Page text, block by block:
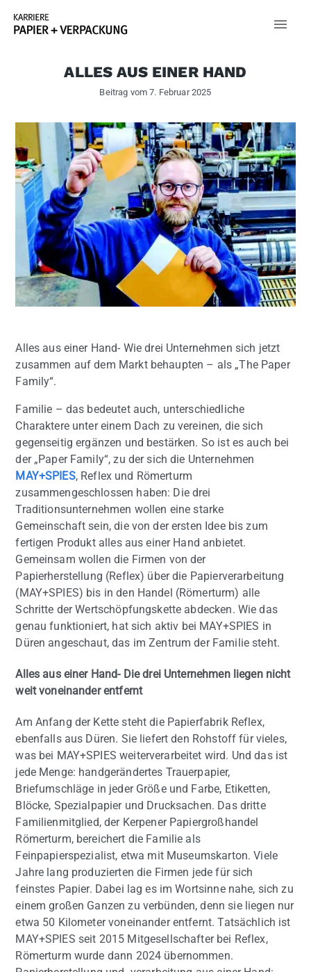
ALLES AUS EINER HAND
Beitrag vom7. Februar 2025
Alles aus einer Hand- Wie drei Unternehmen sich jetzt
zusammen auf dem Markt behaupten – als „The Paper
Family“.
Familie – das bedeutet auch, unterschiedliche
Charaktere unter einem Dach zu vereinen, die sich
gegenseitig ergänzen und bestärken. So ist es auch bei
der „Paper Family“, zu der sich die Unternehmen
MAY+SPIES, Reflex und Römerturm
zusammengeschlossen haben: Die drei
Traditionsunternehmen wollen eine starke
Gemeinschaft sein, die von der ersten Idee bis zum
fertigen Produkt alles aus einer Hand anbietet.
Gemeinsam wollen die Firmen von der
Papierherstellung (Reflex) über die Papierverarbeitung
(MAY+SPIES) bis in den Handel (Römerturm) alle
Schritte der Wertschöpfungskette abdecken. Wie das
genau funktioniert, hat sich aktiv bei MAY+SPIES in
Düren angeschaut, das im Zentrum der Familie steht.
Alles aus einer Hand- Die drei Unternehmen liegen nicht
weit voneinander entfernt
Am Anfang der Kette steht die Papierfabrik Reflex,
ebenfalls aus Düren. Sie liefert den Rohstoff für vieles,
was bei MAY+SPIES weiterverarbeitet wird. Und das ist
jede Menge: handgerändertes Trauerpapier,
Briefumschläge in jeder Größe und Farbe, Etiketten,
Blöcke, Spezialpapier und Drucksachen. Das dritte
Familienmitglied, der Kerpener Papiergroßhandel
Römerturm, bereichert die Familie als
Feinpapierspezialist, etwa mit Museumskarton. Viele
Jahre lang produzierten die Firmen jede für sich
feinstes Papier. Dabei lag es im Wortsinne nahe, sich zu
einem großen Ganzen zu verbünden, denn sie liegen nur
etwa 50 Kilometer voneinander entfernt. Tatsächlich ist
MAY+SPIES seit 2015 Mitgesellschafter bei Reflex,
Römerturm wurde dann 2024 übernommen.